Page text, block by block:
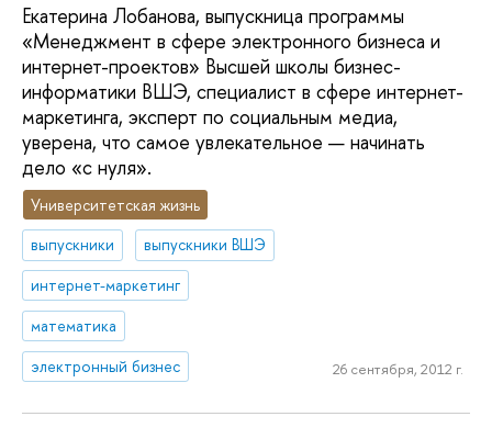
Екатерина Лобанова, выпускница программы
«Менеджмент в сфере электронного бизнеса и
интернет-проектов» Высшей школы бизнес-
информатики ВШЭ, специалист в сфере интернет-
маркетинга, эксперт по социальным медиа,
уверена, что самое увлекательное — начинать
дело «с нуля».
Университетская жизнь
выпускники
выпускники ВШЭ
интернет-маркетинг
математика
электронный бизнес
26 сентября, 2012 г.